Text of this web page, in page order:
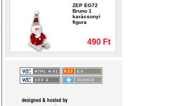
ZEP EG72
Bruno 1
karácsonyi
figura
490 Ft